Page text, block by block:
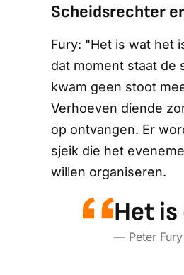
Scheidsrechter
Fury: "Het is wat het
dat moment staat de
kwam geen stoot
Verhoeven diende
op ontvangen. Er
sjeik die het
willen organiseren.
Het
— Peter Fury